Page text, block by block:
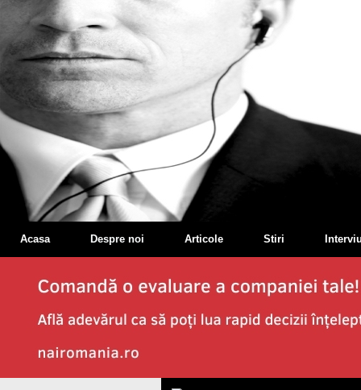
Acasa Despre noi Articole Stiri